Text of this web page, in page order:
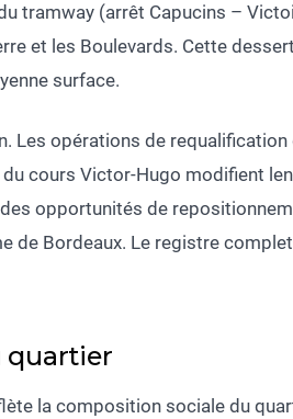
tramway (arrêt Capucins –
et les Boulevards. Cette
surface.
Les opérations de
cours Victor-Hugo modifient
opportunités de
de Bordeaux. Le registre
quartier
la composition sociale du